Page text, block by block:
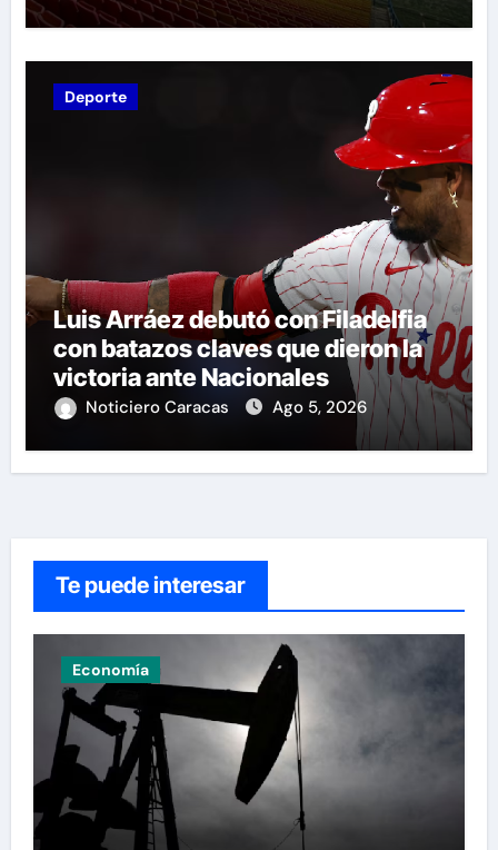
Deporte
Luis Arráez debutó con Filadelfia
con batazos claves que dieron la
victoria ante Nacionales
Noticiero Caracas Ago 5, 2026
Te puede interesar
Economía